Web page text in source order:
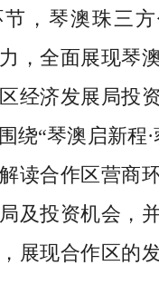
，琴澳珠三
，全面展现琴
经济发展局投
绕“琴澳启新程
读合作区营商
及投资机会，
展现合作区的